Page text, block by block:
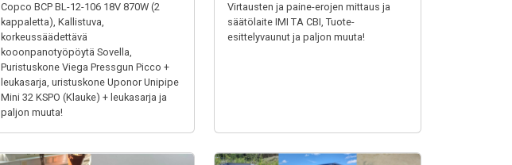
Copco BCP BL-12-106 18V 870W (2
kappaletta), Kallistuva,
korkeussäädettävä
kooonpanotyöpöytä Sovella,
Puristuskone Viega Pressgun Picco +
leukasarja, uristuskone Uponor Unipipe
Mini 32 KSPO (Klauke) + leukasarja ja
paljon muuta!
Virtausten ja paine-erojen mittaus ja
säätölaite IMI TA CBI, Tuote-
esittelyvaunut ja paljon muuta!